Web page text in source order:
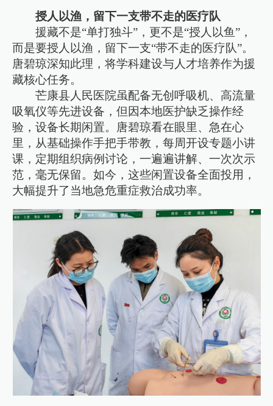
授人以渔，留下一支带不走的医疗队
援藏不是“单打独斗”，更不是“授人以鱼”，
而是要授人以渔，留下一支“带不走的医疗队”。
唐碧琼深知此理，将学科建设与人才培养作为援
藏核心任务。
芒康县人民医院虽配备无创呼吸机、高流量
吸氧仪等先进设备，但因本地医护缺乏操作经
验，设备长期闲置。唐碧琼看在眼里、急在心
里，从基础操作手把手带教，每周开设专题小讲
课，定期组织病例讨论，一遍遍讲解、一次次示
范，毫无保留。如今，这些闲置设备全面投用，
大幅提升了当地急危重症救治成功率。